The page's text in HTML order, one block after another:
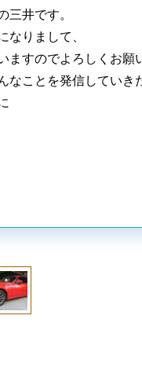
三井です。
なりまして、
ますのでよろしくお願
ことを発信していき